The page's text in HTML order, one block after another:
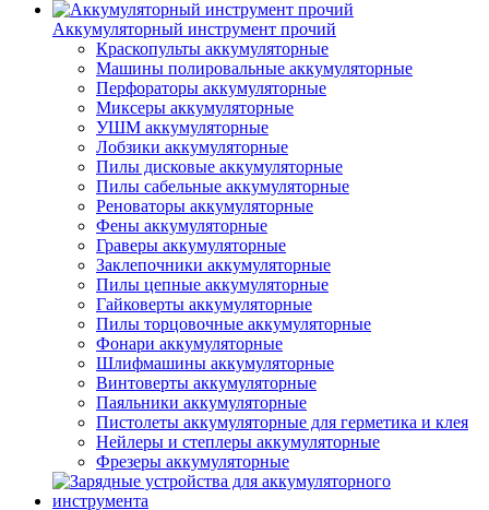
Аккумуляторный инструмент прочий
Краскопульты аккумуляторные
Машины полировальные аккумуляторные
Перфораторы аккумуляторные
Миксеры аккумуляторные
УШМ аккумуляторные
Лобзики аккумуляторные
Пилы дисковые аккумуляторные
Пилы сабельные аккумуляторные
Реноваторы аккумуляторные
Фены аккумуляторные
Граверы аккумуляторные
Заклепочники аккумуляторные
Пилы цепные аккумуляторные
Гайковерты аккумуляторные
Пилы торцовочные аккумуляторные
Фонари аккумуляторные
Шлифмашины аккумуляторные
Винтоверты аккумуляторные
Паяльники аккумуляторные
Пистолеты аккумуляторные для герметика и клея
Нейлеры и степлеры аккумуляторные
Фрезеры аккумуляторные